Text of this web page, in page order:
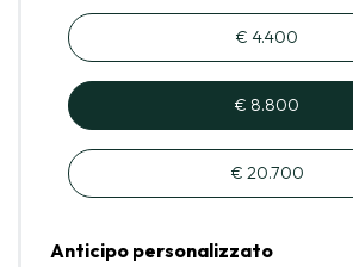
€ 4.400
€ 8.800
€ 20.700
Anticipo personalizzato